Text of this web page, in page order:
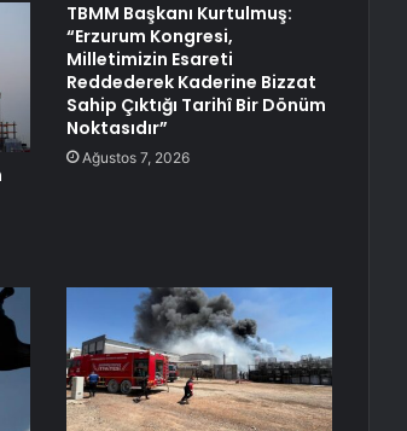
TBMM Başkanı Kurtulmuş:
“Erzurum Kongresi,
Milletimizin Esareti
Reddederek Kaderine Bizzat
Sahip Çıktığı Tarihî Bir Dönüm
Noktasıdır”
Ağustos 7, 2026